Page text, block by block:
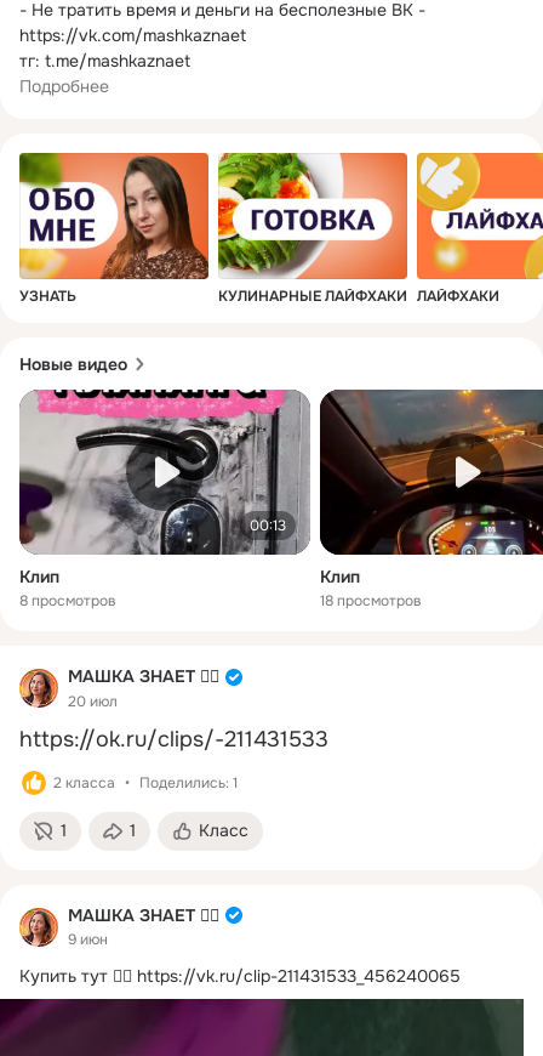
УЗНАТЬ КУЛИНАРНЫЕ ЛАЙФХАКИ ЛАЙФХАКИ
Новые видео
00:13
Клип
8 просмотров
Клип
18 просмотров
МАШКА ЗНАЕТ ☝🏻
20 июл
https://ok.ru/clips/-211431533
2 класса Поделились: 1
1 1 Класс
МАШКА ЗНАЕТ ☝🏻
9 июн
Купить тут 👉🏻 https://vk.ru/clip-211431533_456240065
- Не тратить время и деньги на бесполезные ВК -
https://vk.com/mashkaznaet
Подробнее